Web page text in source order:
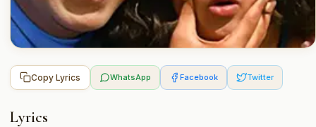
Copy Lyrics WhatsApp Facebook Twitter
Lyrics